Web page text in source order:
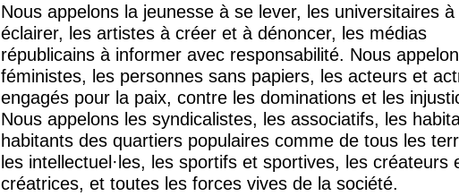
Nous appelons la jeunesse à se lever, les universitaires à
éclairer, les artistes à créer et à dénoncer, les médias
républicains à informer avec responsabilité. Nous
féministes, les personnes sans papiers, les acteurs et
engagés pour la paix, contre les dominations et les
Nous appelons les syndicalistes, les associatifs, les
habitants des quartiers populaires comme de tous les
les intellectuel·les, les sportifs et sportives, les créateurs
créatrices, et toutes les forces vives de la société.